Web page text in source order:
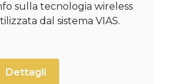
sulla tecnologia wireless
dal sistema VIAS.
Dettagli